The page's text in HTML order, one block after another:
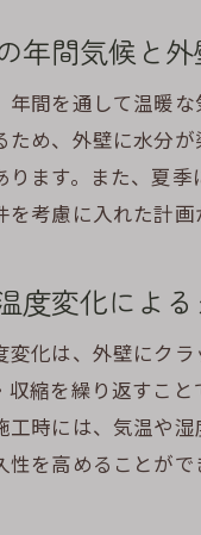
年間気候と
年間を通して温暖
ため、外壁に水分
ります。また、夏
を考慮に入れた計画
度変化によ
変化は、外壁にク
収縮を繰り返すこ
工時には、気温や
性を高めることがで